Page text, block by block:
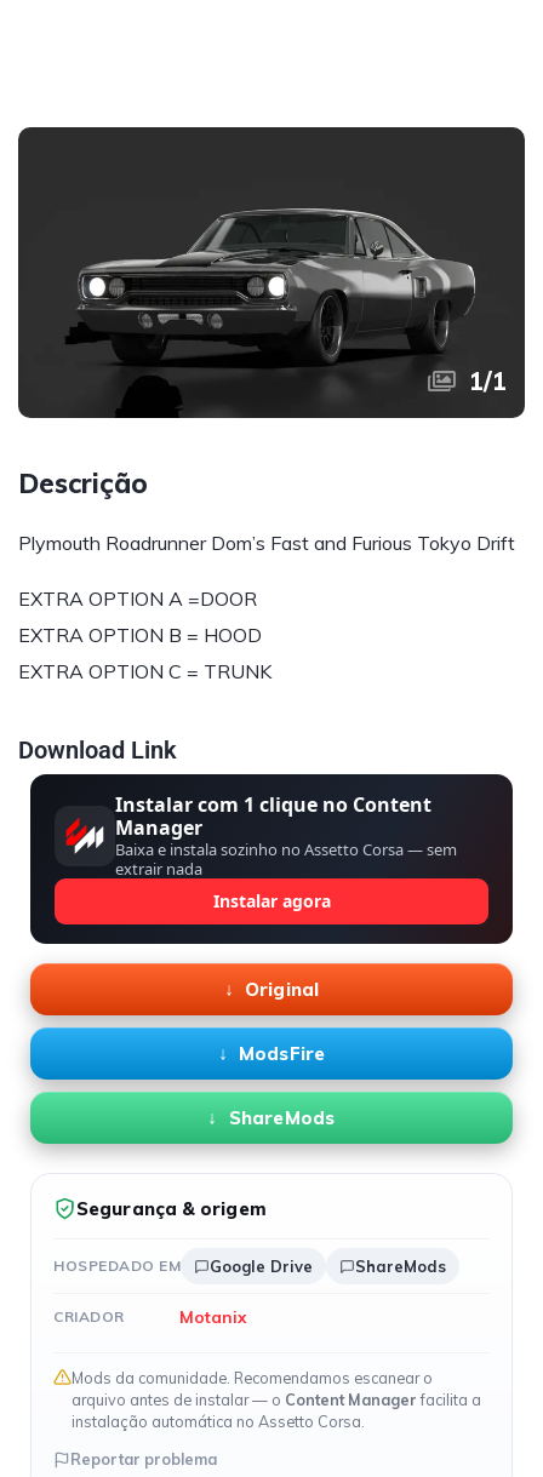
1/1
Descrição
Plymouth Roadrunner Dom’s Fast and Furious Tokyo Drift
EXTRA OPTION A =DOOR
EXTRA OPTION B = HOOD
EXTRA OPTION C = TRUNK
Download Link
Instalar com 1 clique no Content
Manager
Baixa e instala sozinho no Assetto Corsa — sem
extrair nada
Instalar agora
Original
ModsFire
ShareMods
Segurança & origem
HOSPEDADO EM Google Drive ShareMods
CRIADOR Motanix
Mods da comunidade. Recomendamos escanear o
arquivo antes de instalar — o Content Managerfacilita a
instalação automática no Assetto Corsa.
Reportar problema